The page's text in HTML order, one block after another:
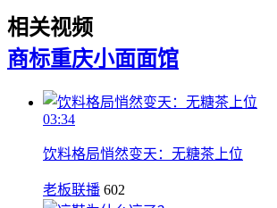
相关视频
商标重庆小面面馆
03:34
饮料格局悄然变天：无糖茶上位
老板联播 602